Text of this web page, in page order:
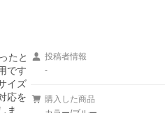
たと
です
イズ
応を
ま
投稿者情報
-
購入した商品